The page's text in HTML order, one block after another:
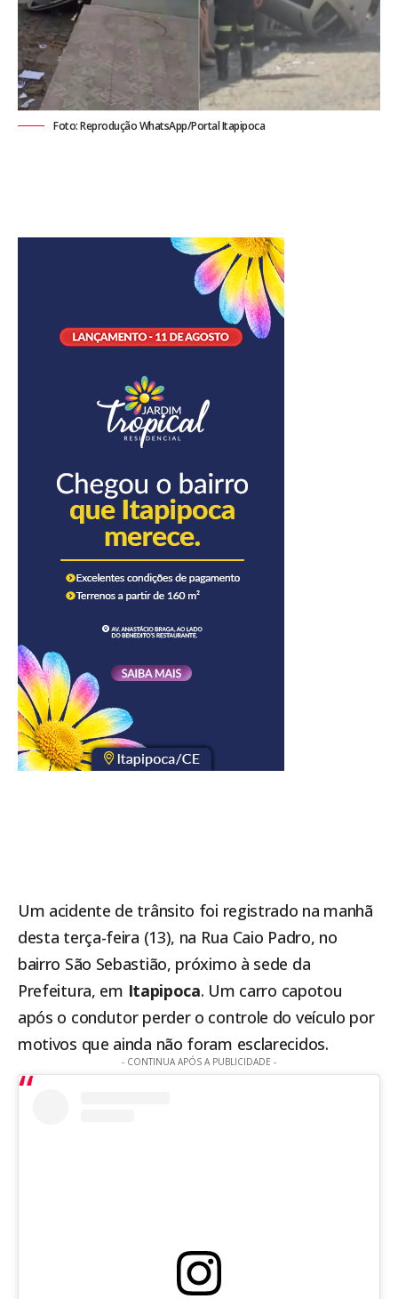
Foto: Reprodução WhatsApp/Portal Itapipoca
Um acidente de trânsito foi registrado na manhã
desta terça-feira (13), na Rua Caio Padro, no
bairro São Sebastião, próximo à sede da
Prefeitura, em Itapipoca. Um carro capotou
após o condutor perder o controle do veículo por
motivos que ainda não foram esclarecidos.
- CONTINUA APÓS A PUBLICIDADE -